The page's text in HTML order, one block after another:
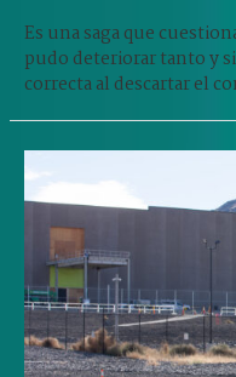
Es una saga que
pudo deteriorar tanto y
correcta al descartar el